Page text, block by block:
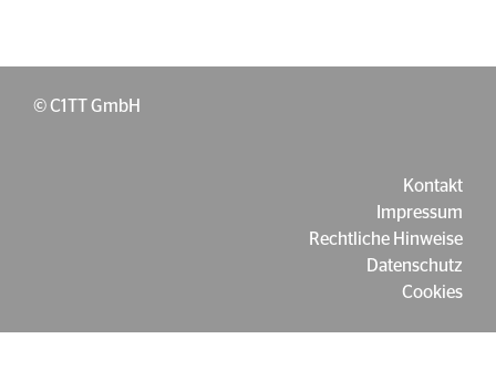
© C1TT GmbH
Kontakt
Impressum
Rechtliche Hinweise
Datenschutz
Cookies